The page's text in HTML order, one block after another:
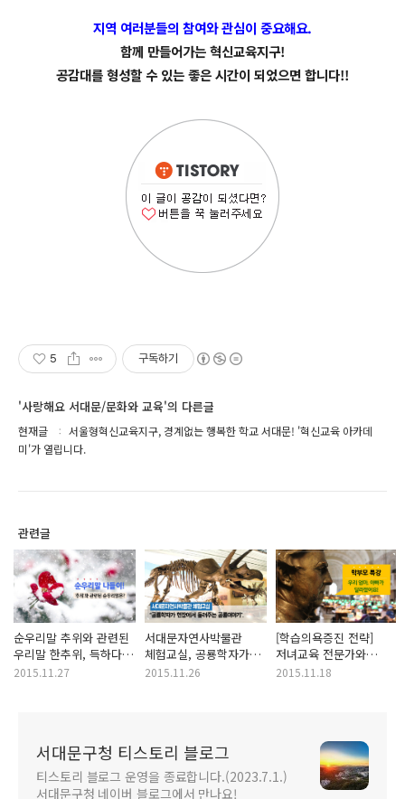
지역 여러분들의 참여와 관심이 중요해요.
함께 만들어가는 혁신교육지구!
공감대를 형성할 수 있는 좋은 시간이 되었으면 합니다!!
5 구독하기
'사랑해요 서대문/문화와 교육'의 다른글
현재글
서울형혁신교육지구, 경계없는 행복한 학교 서대문! '혁신교육 아카데
미'가 열립니다.
관련글
순우리말 추위와 관련된
우리말 한추위, 득하다,
맵차다에 대해
2015.11.27
서대문자연사박물관
체험교실, 공룡학자가
현장에서 들려주는
2015.11.26
[학습의욕증진 전략]
저녀교육 전문가와
함께하는 서대문구
2015.11.18
서대문구청 티스토리 블로그
티스토리 블로그 운영을 종료합니다.(2023.7.1.)
서대문구청 네이버 블로그에서 만나요!